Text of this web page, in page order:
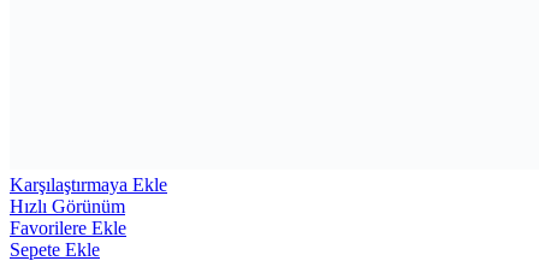
Karşılaştırmaya Ekle
Hızlı Görünüm
Favorilere Ekle
Sepete Ekle